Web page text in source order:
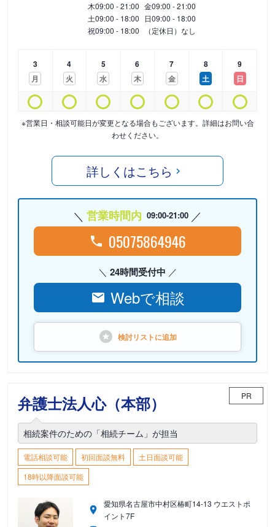
木09:00 - 21:00 金09:00 - 21:00
土09:00 - 18:00 日09:00 - 18:00
祝09:00 - 18:00 （定休日）なし
3
月
4
火
5
水
6
木
7
金
8
土
9
日
※営業日・相談可能日が変更となる場合もございます。詳細はお問い合
わせください。
詳しくはこちら
営業時間内 09:00-21:00
05075864946
24時間受付中
Webで相談
検討リストに追加
弁護士法人心（本部） PR
相続案件のための「相続チーム」が担当
電話相談可能 初回面談無料
土日面談可能
18時以降面談可能
愛知県名古屋市中村区椿町14-13 ウエストポ
イント7F